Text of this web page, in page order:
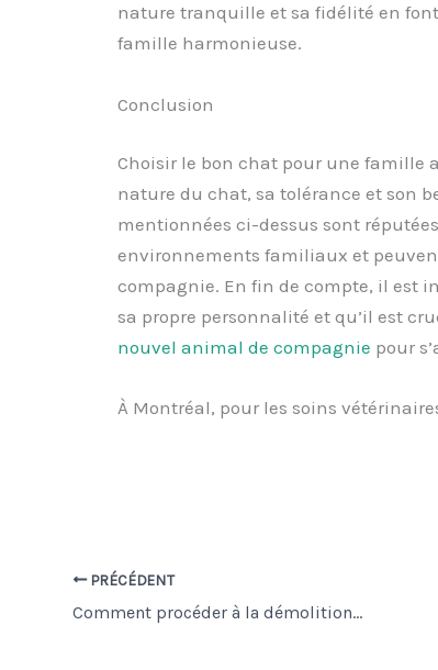
nature tranquille et sa fidélité en
famille harmonieuse.
Conclusion
Choisir le bon chat pour une famille
nature du chat, sa tolérance et son
mentionnées ci-dessus sont
environnements familiaux et
compagnie. En fin de compte, il est
sa propre personnalité et qu’il est
nouvel animal de compagnie pour
À Montréal, pour les soins
PRÉCÉDENT
Comment procéder à la démolition d’un mur porteur en toute sécurité ?